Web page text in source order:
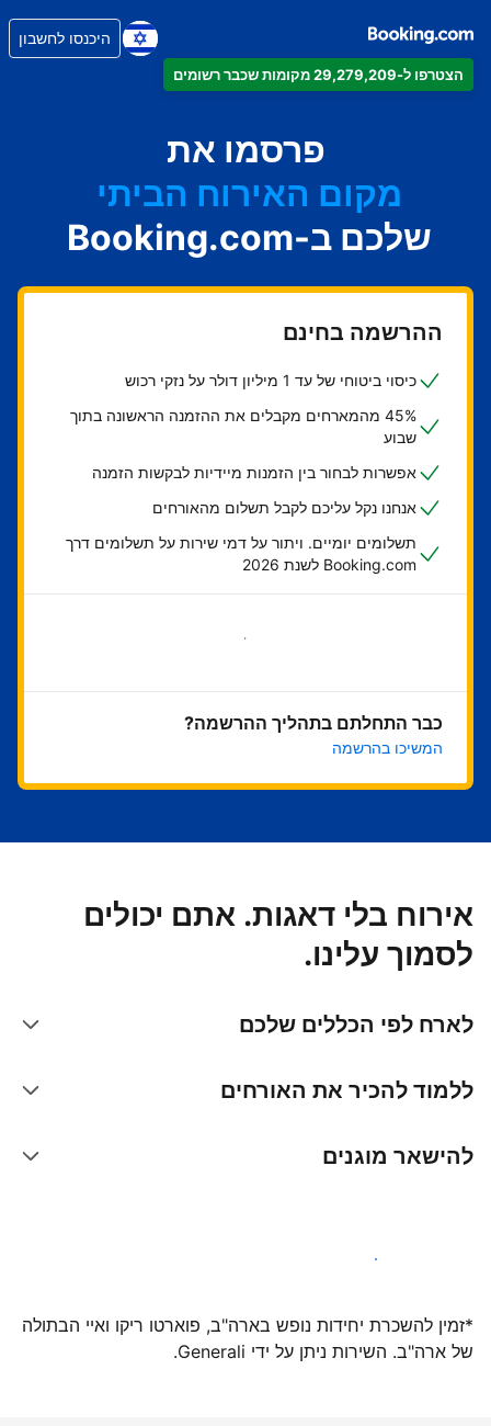
הצטרפו ל-29,279,209 מקומות שכבר רשומים
היכנסו לחשבון
פרסמו את
הדירה
המלון
מקום האירוח הביתי
בית ההארחה
ה-B&B
שלכם ב-Booking.com
ההרשמה בחינם
כיסוי ביטוחי של עד 1 מיליון דולר על נזקי רכוש
45% מהמארחים מקבלים את ההזמנה הראשונה בתוך
שבוע
אפשרות לבחור בין הזמנות מיידיות לבקשות הזמנה
אנחנו נקל עליכם לקבל תשלום מהאורחים
תשלומים יומיים. ויתור על דמי שירות על תשלומים דרך
Booking.com לשנת 2026
בואו נתחיל
כבר התחלתם בתהליך ההרשמה?
המשיכו בהרשמה
אירוח בלי דאגות. אתם יכולים
לסמוך עלינו.
לארח לפי הכללים שלכם
ללמוד להכיר את האורחים
להישאר מוגנים
הצטרפו אלינו עוד היום
*זמין להשכרת יחידות נופש בארה"ב, פוארטו ריקו ואיי הבתולה
של ארה"ב. השירות ניתן על ידי Generali.